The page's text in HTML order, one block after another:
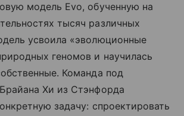
модель Evo, обученную на
тысяч различных
усвоила «эволюционные
геномов и научилась
Команда под
Хи из Стэнфорда
задачу: спроектировать